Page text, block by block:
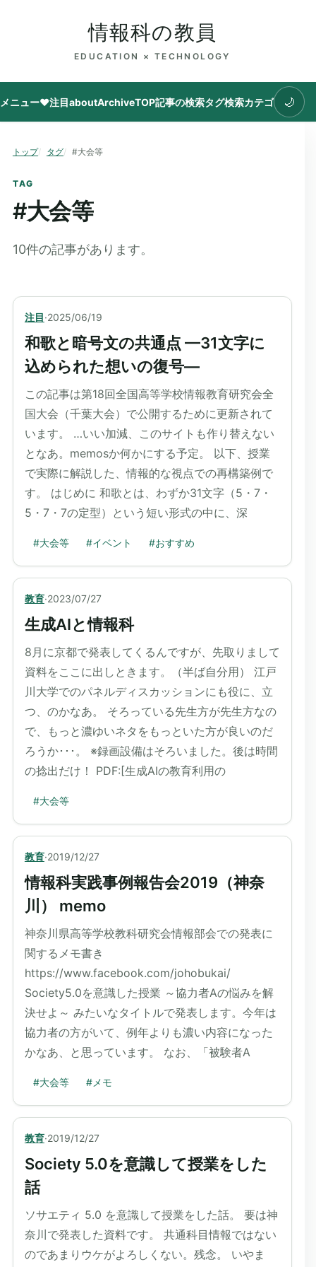
情報科の教員
EDUCATION × TECHNOLOGY
メニュー♥注目aboutArchiveTOP記事の検索タグ検索カテゴリ 🌙
トップ タグ #大会等
TAG
#大会等
10件の記事があります。
注目·2025/06/19
和歌と暗号文の共通点 —31文字に
込められた想いの復号—
この記事は第18回全国高等学校情報教育研究会全
国大会（千葉大会）で公開するために更新されて
います。 …いい加減、このサイトも作り替えない
となあ。memosか何かにする予定。 以下、授業
で実際に解説した、情報的な視点での再構築例で
す。 はじめに 和歌とは、わずか31文字（5・7・
5・7・7の定型）という短い形式の中に、深
#大会等 #イベント #おすすめ
教育·2023/07/27
生成AIと情報科
8月に京都で発表してくるんですが、先取りまして
資料をここに出しときます。（半ば自分用） 江戸
川大学でのパネルディスカッションにも役に、立
つ、のかなあ。 そろっている先生方が先生方なの
で、もっと濃ゆいネタをもっといた方が良いのだ
ろうか･･･。 ※録画設備はそろいました。後は時間
の捻出だけ！ PDF:[生成AIの教育利用の
#大会等
教育·2019/12/27
情報科実践事例報告会2019（神奈
川） memo
神奈川県高等学校教科研究会情報部会での発表に
関するメモ書き
https://www.facebook.com/johobukai/
Society5.0を意識した授業 ～協力者Aの悩みを解
決せよ～ みたいなタイトルで発表します。今年は
協力者の方がいて、例年よりも濃い内容になった
かなあ、と思っています。 なお、「被験者A
#大会等 #メモ
教育·2019/12/27
Society 5.0を意識して授業をした
話
ソサエティ 5.0 を意識して授業をした話。 要は神
奈川で発表した資料です。 共通科目情報ではない
のであまりウケがよろしくない。残念。 いやま